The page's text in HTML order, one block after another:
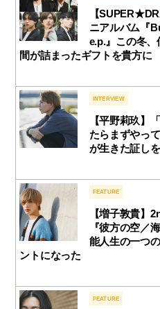
【
ニアルバム『
e.p.』この冬、
間が詰まったギフトを貴方に
INTERVIEW
【平野莉玖】
たらまずやっ
が生きた証し
FEATURE
【増子敦貴】
『彼方の空／
能人生の一つ
ントになった
FEATURE